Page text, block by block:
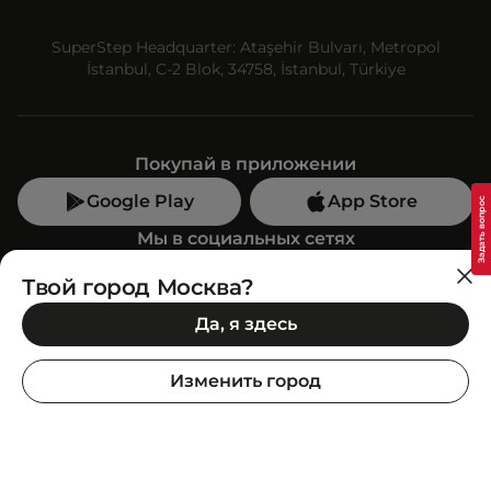
SuperStep Headquarter: Ataşehir Bulvarı, Metropol
İstanbul, C-2 Blok, 34758, İstanbul, Türkiye
Покупай в приложении
Google Play
App Store
Мы в социальных сетях
Позвони нам
+7 (499) 350-55-33
C 10:00 до 19:00
SuperStep-бот
Твой город Москва?
Да, я здесь
Изменить город